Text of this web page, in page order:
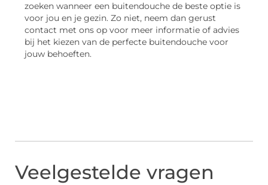
zoeken wanneer een buitendouche de beste optie is
voor jou en je gezin. Zo niet, neem dan gerust
contact met ons op voor meer informatie of advies
bij het kiezen van de perfecte buitendouche voor
jouw behoeften.
Veelgestelde vragen